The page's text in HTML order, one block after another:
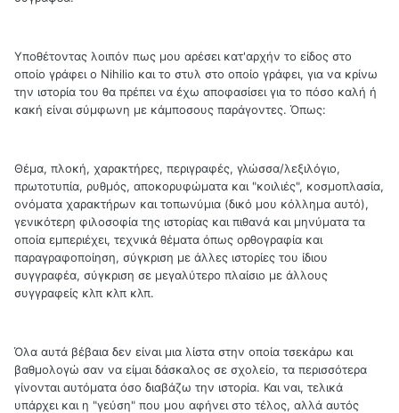
Yποθέτοντας λοιπόν πως μου αρέσει κατ'αρχήν το είδος στο
οποίο γράφει ο Nihilio και το στυλ στο οποίο γράφει, για να κρίνω
την ιστορία του θα πρέπει να έχω αποφασίσει για το πόσο καλή ή
κακή είναι σύμφωνη με κάμποσους παράγοντες. Όπως:
Θέμα, πλοκή, χαρακτήρες, περιγραφές, γλώσσα/λεξιλόγιο,
πρωτοτυπία, ρυθμός, αποκορυφώματα και "κοιλιές", κοσμοπλασία,
ονόματα χαρακτήρων και τοπωνύμια (δικό μου κόλλημα αυτό),
γενικότερη φιλοσοφία της ιστορίας και πιθανά και μηνύματα τα
οποία εμπεριέχει, τεχνικά θέματα όπως ορθογραφία και
παραγραφοποίηση, σύγκριση με άλλες ιστορίες του ίδιου
συγγραφέα, σύγκριση σε μεγαλύτερο πλαίσιο με άλλους
συγγραφείς κλπ κλπ κλπ.
Όλα αυτά βέβαια δεν είναι μια λίστα στην οποία τσεκάρω και
βαθμολογώ σαν να είμαι δάσκαλος σε σχολείο, τα περισσότερα
γίνονται αυτόματα όσο διαβάζω την ιστορία. Και ναι, τελικά
υπάρχει και η "γεύση" που μου αφήνει στο τέλος, αλλά αυτός